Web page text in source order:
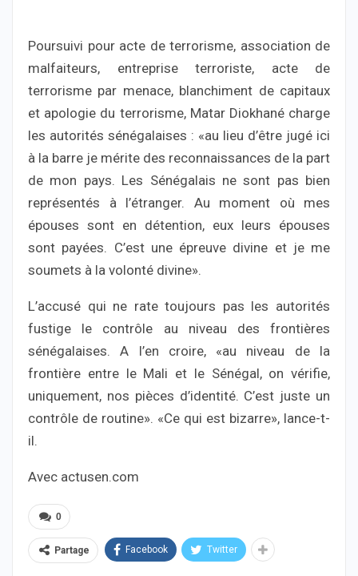
Poursuivi pour acte de terrorisme, association de
malfaiteurs, entreprise terroriste, acte de
terrorisme par menace, blanchiment de capitaux
et apologie du terrorisme, Matar Diokhané charge
les autorités sénégalaises : «au lieu d’être jugé ici
à la barre je mérite des reconnaissances de la part
de mon pays. Les Sénégalais ne sont pas bien
représentés à l’étranger. Au moment où mes
épouses sont en détention, eux leurs épouses
sont payées. C’est une épreuve divine et je me
soumets à la volonté divine».
L’accusé qui ne rate toujours pas les autorités
fustige le contrôle au niveau des frontières
sénégalaises. A l’en croire, «au niveau de la
frontière entre le Mali et le Sénégal, on vérifie,
uniquement, nos pièces d’identité. C’est juste un
contrôle de routine». «Ce qui est bizarre», lance-t-
il.
Avec actusen.com
0
Partage Facebook Twitter